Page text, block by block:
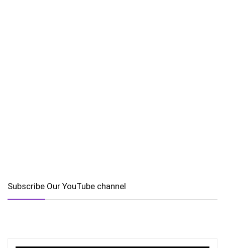
Subscribe Our YouTube channel